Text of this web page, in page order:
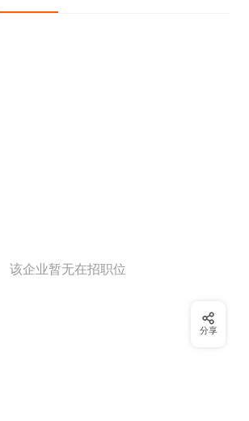
该企业暂无在招职位
分享